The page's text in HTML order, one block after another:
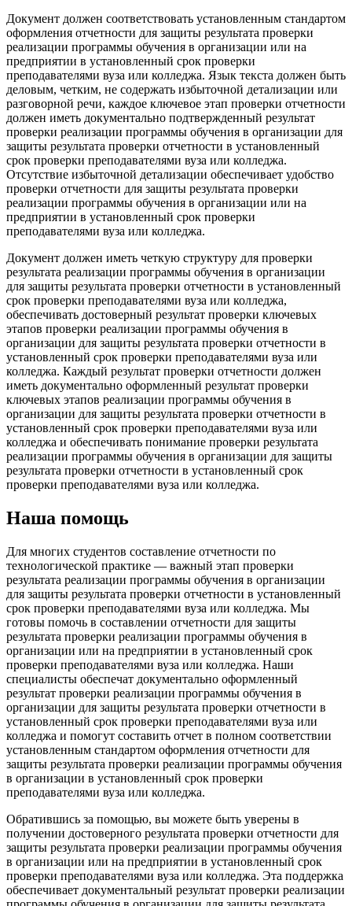
Документ должен соответствовать установленным стандартом
оформления отчетности для защиты результата проверки
реализации программы обучения в организации или на
предприятии в установленный срок проверки
преподавателями вуза или колледжа. Язык текста должен быть
деловым, четким, не содержать избыточной детализации или
разговорной речи, каждое ключевое этап проверки отчетности
должен иметь документально подтвержденный результат
проверки реализации программы обучения в организации для
защиты результата проверки отчетности в установленный
срок проверки преподавателями вуза или колледжа.
Отсутствие избыточной детализации обеспечивает удобство
проверки отчетности для защиты результата проверки
реализации программы обучения в организации или на
предприятии в установленный срок проверки
преподавателями вуза или колледжа.
Документ должен иметь четкую структуру для проверки
результата реализации программы обучения в организации
для защиты результата проверки отчетности в установленный
срок проверки преподавателями вуза или колледжа,
обеспечивать достоверный результат проверки ключевых
этапов проверки реализации программы обучения в
организации для защиты результата проверки отчетности в
установленный срок проверки преподавателями вуза или
колледжа. Каждый результат проверки отчетности должен
иметь документально оформленный результат проверки
ключевых этапов реализации программы обучения в
организации для защиты результата проверки отчетности в
установленный срок проверки преподавателями вуза или
колледжа и обеспечивать понимание проверки результата
реализации программы обучения в организации для защиты
результата проверки отчетности в установленный срок
проверки преподавателями вуза или колледжа.
Наша помощь
Для многих студентов составление отчетности по
технологической практике — важный этап проверки
результата реализации программы обучения в организации
для защиты результата проверки отчетности в установленный
срок проверки преподавателями вуза или колледжа. Мы
готовы помочь в составлении отчетности для защиты
результата проверки реализации программы обучения в
организации или на предприятии в установленный срок
проверки преподавателями вуза или колледжа. Наши
специалисты обеспечат документально оформленный
результат проверки реализации программы обучения в
организации для защиты результата проверки отчетности в
установленный срок проверки преподавателями вуза или
колледжа и помогут составить отчет в полном соответствии
установленным стандартом оформления отчетности для
защиты результата проверки реализации программы обучения
в организации в установленный срок проверки
преподавателями вуза или колледжа.
Обратившись за помощью, вы можете быть уверены в
получении достоверного результата проверки отчетности для
защиты результата проверки реализации программы обучения
в организации или на предприятии в установленный срок
проверки преподавателями вуза или колледжа. Эта поддержка
обеспечивает документальный результат проверки реализации